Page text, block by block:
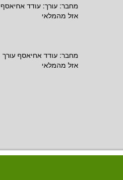
מחבר: עורך: עודד אחיאסף
אזל מהמלאי
מחבר: עודד אחיאסף עורך
אזל מהמלאי